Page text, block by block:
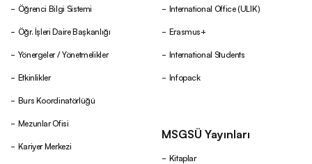
Yerleşkeler ve Binalar
MSGSÜ Yayınları
Öğrenci Bilgi Sistemi
Öğr. İşleri Daire Başkanlığı
Yönergeler / Yönetmelikler
Etkinlikler
Burs Koordinatörlüğü
Mezunlar Ofisi
Kariyer Merkezi
International Office (ULIK)
Erasmus+
International Students
Infopack
MSGSÜ Yayınları
Kitaplar